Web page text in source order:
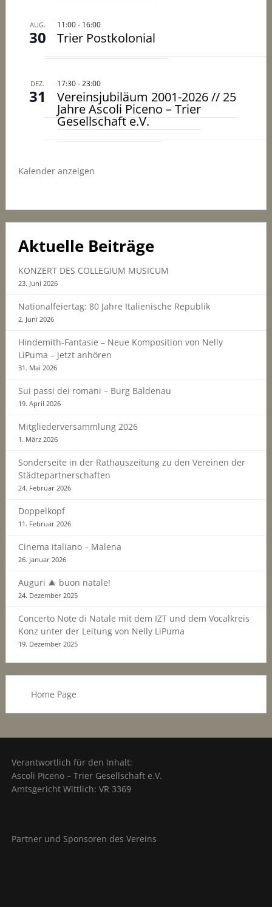
AUG.
30
11:00- 16:00
Trier Postkolonial
DEZ.
31
17:30-23:00
Vereinsjubiläum 2001-2026 // 25
Jahre Ascoli Piceno – Trier
Gesellschaft e.V.
Kalender anzeigen
Aktuelle Beiträge
KONZERT DES COLLEGIUM MUSICUM
23. Juni 2026
Nationalfeiertag: 80 Jahre Italienische Republik
2. Juni 2026
Hindemith-Fantasie – Neue Komposition von Nelly
LiPuma – jetzt anhören
31. Mai 2026
Sui passi dei romani – Burg Baldenau
19. April 2026
Mitgliederversammlung 2026
1. März 2026
Sonderseite in der Rathauszeitung zu den Vereinen der
Städtepartnerschaften
24. Februar 2026
Doppelkopf
11. Februar 2026
Cinema italiano – Malena
26. Januar 2026
Auguri 🎄 buon natale!
24. Dezember 2025
Concerto Note di Natale mit dem IZT und dem Vocalkreis
Konz unter der Leitung von Nelly LiPuma
19. Dezember 2025
Home Page
Verantwortlich für den Inhalt:
Ascoli Piceno – Trier Gesellschaft e.V.
Amtsgericht Wittlich: VR 3369
Partner und Sponsoren des Vereins